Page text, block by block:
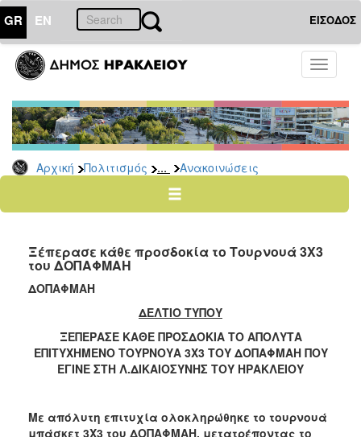
GR EN ΕΙΣΟΔΟΣ
Toggle
Αρχική Πολιτισμός ... Ανακοινώσεις
ΠΟΛΙΤΙΣΜΟΣ
Ποδήλατα
ΤΟΠΟΣ
ΔΗΜΟΣ
Ξέπερασε κάθε προσδοκία το Τουρνουά 3Χ3
του ΔΟΠΑΦΜΑΗ
ΔΟΠΑΦΜΑΗ
ΔΕΛΤΙΟ ΤΥΠΟΥ
ΞΕΠΕΡΑΣΕ ΚΑΘΕ ΠΡΟΣΔΟΚΙΑ ΤΟ ΑΠΟΛΥΤΑ
ΕΠΙΤΥΧΗΜΕΝΟ ΤΟΥΡΝΟΥΑ 3Χ3 ΤΟΥ ΔΟΠΑΦΜΑΗ ΠΟΥ
ΕΓΙΝΕ ΣΤΗ Λ.ΔΙΚΑΙΟΣΥΝΗΣ ΤΟΥ ΗΡΑΚΛΕΙΟΥ
Με απόλυτη επιτυχία ολοκληρώθηκε το τουρνουά
μπάσκετ 3Χ3 του ΔΟΠΑΦΜΑΗ, μετατρέποντας το